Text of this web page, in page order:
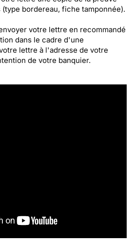
bordereau, fiche tamponnée).
votre lettre en recommandé
dans le cadre d'une
lettre à l'adresse de votre
de votre banquier.